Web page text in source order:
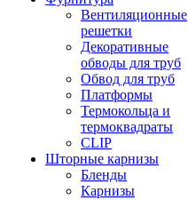
Вентиляционные
решетки
Декоративные
обводы для труб
Обвод для труб
Платформы
Термокольца и
термоквадраты
CLIP
Шторные карнизы
Бленды
Карнизы